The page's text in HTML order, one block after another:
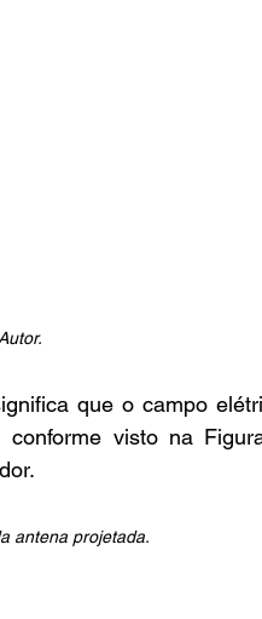
conforme visto na
antena projetada.